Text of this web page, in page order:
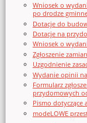
Wniosek o
po drodze
Dotacje do
Dotacje na
Wniosek o
Zgłoszenie
Uzgodnienie
Wydanie opinii
Formularz
przydomowych
Pismo dotyczące
modeLOWE